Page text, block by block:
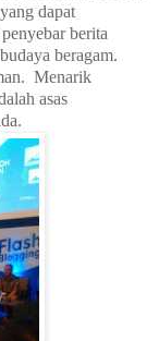
dapat
berita
beragam.
Menarik
asas